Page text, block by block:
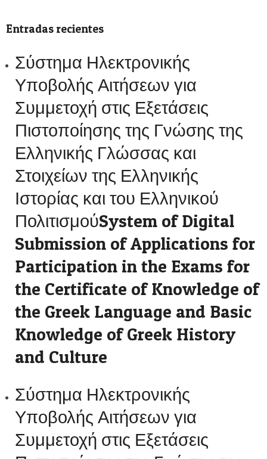
Entradas recientes
Σύστημα Ηλεκτρονικής
Υποβολής Αιτήσεων για
Συμμετοχή στις Εξετάσεις
Πιστοποίησης της Γνώσης της
Ελληνικής Γλώσσας και
Στοιχείων της Ελληνικής
Ιστορίας και του Ελληνικού
ΠολιτισμούSystem of Digital
Submission of Applications for
Participation in the Exams for
the Certificate of Knowledge of
the Greek Language and Basic
Knowledge of Greek History
and Culture
Σύστημα Ηλεκτρονικής
Υποβολής Αιτήσεων για
Συμμετοχή στις Εξετάσεις